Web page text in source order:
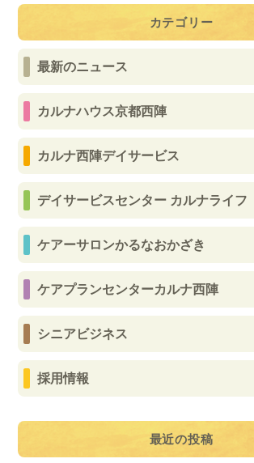
カテゴリー
最新のニュース
カルナハウス京都西陣
カルナ西陣デイサービス
デイサービスセンター カルナライフ
ケアーサロンかるなおかざき
ケアプランセンターカルナ西陣
シニアビジネス
採用情報
最近の投稿